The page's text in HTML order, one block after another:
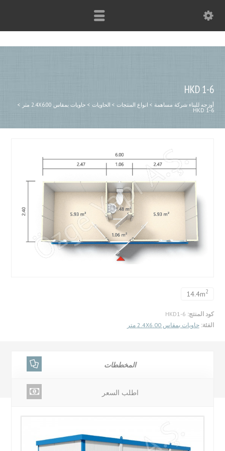
HKD 1-6
أوزجه للبناء شركة مساهمة > انواع المنتجات > الحاويات > حاويات بمقاس 2.4X6.00 متر >
HKD 1-6
14.4m2
كود المنتج:
الفئة: حاويات بمقاس 2.4X6.00 متر
المخططات
اطلب السعر